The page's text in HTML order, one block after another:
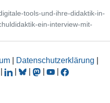
tools-und-ihre-didaktik-in-
ein-interview-mit-
Datenschutzerklärung